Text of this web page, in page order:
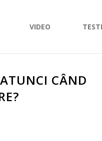
VIDEO
CÂND